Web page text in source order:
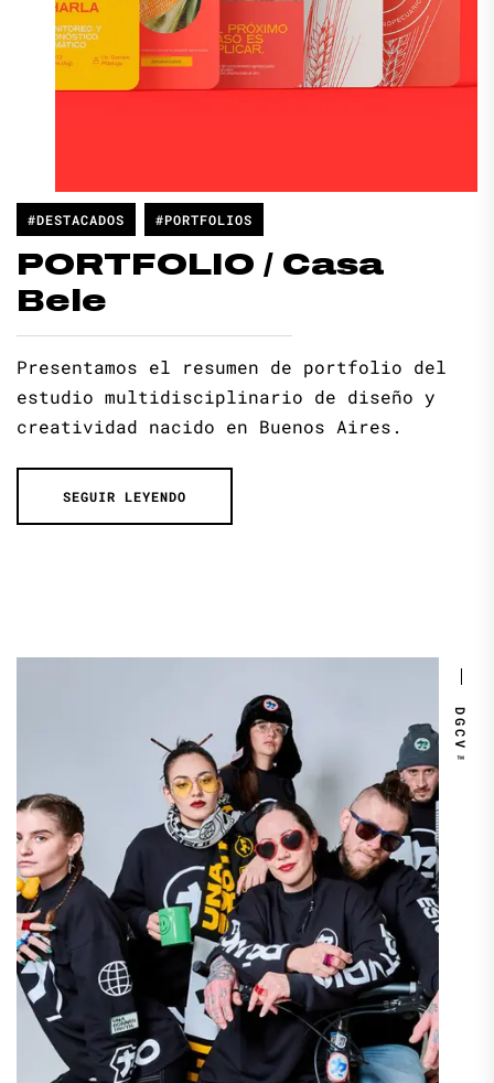
#DESTACADOS #PORTFOLIOS
PORTFOLIO / Casa
Bele
Presentamos el resumen de portfolio del
estudio multidisciplinario de diseño y
creatividad nacido en Buenos Aires.
SEGUIR LEYENDO
DGCV™